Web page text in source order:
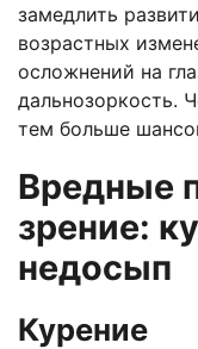
замедлить
возрастных
осложнений на
дальнозоркость.
тем больше
Вредные
зрение:
недосып
Курение